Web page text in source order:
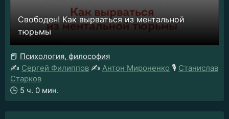
Свободен! Как вырваться из ментальной
тюрьмы
📕 Психология, философия
✍️ Сергей Филиппов ✍️ Антон Мироненко 🎙️ Станислав
Старков
🕒 5 ч. 0 мин.